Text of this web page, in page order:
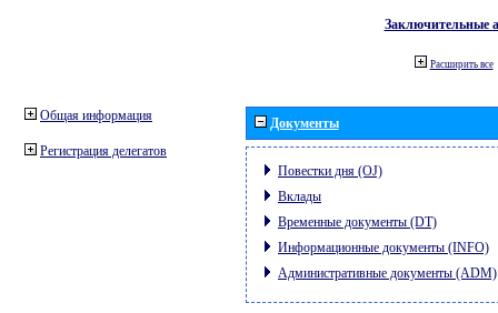
Заключительные
Расширить все
Общая информация
Регистрация делегатов
Документы
Повестки дня (OJ)
Вклады
Временные документы (DT)
Информационные документы (INFO)
Административные документы (ADM)